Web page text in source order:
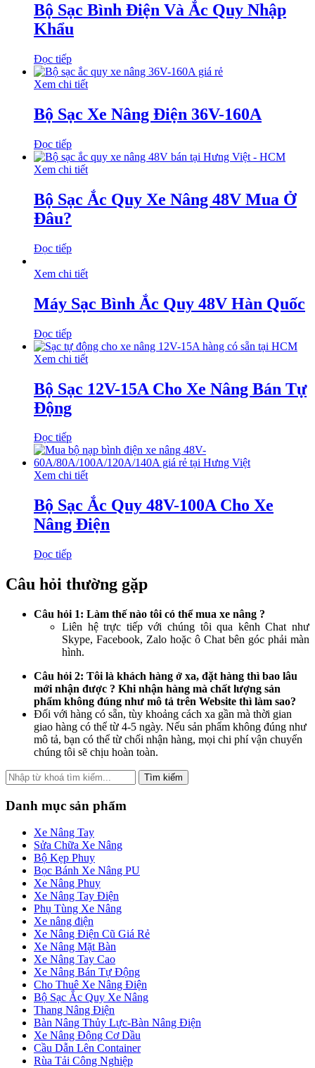
Bộ Sạc Bình Điện Và Ắc Quy Nhập
Khẩu
Đọc tiếp
Xem chi tiết
Bộ Sạc Xe Nâng Điện 36V-160A
Đọc tiếp
Xem chi tiết
Bộ Sạc Ắc Quy Xe Nâng 48V Mua Ở
Đâu?
Đọc tiếp
Xem chi tiết
Máy Sạc Bình Ắc Quy 48V Hàn Quốc
Đọc tiếp
Xem chi tiết
Bộ Sạc 12V-15A Cho Xe Nâng Bán Tự
Động
Đọc tiếp
Xem chi tiết
Bộ Sạc Ắc Quy 48V-100A Cho Xe
Nâng Điện
Đọc tiếp
Câu hỏi thường gặp
Câu hỏi 1: Làm thế nào tôi có thể mua xe nâng ?
Liên hệ trực tiếp với chúng tôi qua kênh Chat như
Skype, Facebook, Zalo hoặc ô Chat bên góc phải màn
hình.
Câu hỏi 2: Tôi là khách hàng ở xa, đặt hàng thì bao lâu
mới nhận được ? Khi nhận hàng mà chất lượng sản
phẩm không đúng như mô tả trên Website thì làm sao?
Đối với hàng có sẵn, tùy khoảng cách xa gần mà thời gian
giao hàng có thể từ 4-5 ngày. Nếu sản phẩm không đúng như
mô tả, bạn có thể từ chối nhận hàng, mọi chi phí vận chuyển
chúng tôi sẽ chịu hoàn toàn.
Tìm kiếm
Danh mục sản phẩm
Xe Nâng Tay
Sửa Chữa Xe Nâng
Bộ Kẹp Phuy
Bọc Bánh Xe Nâng PU
Xe Nâng Phuy
Xe Nâng Tay Điện
Phụ Tùng Xe Nâng
Xe nâng điện
Xe Nâng Điện Cũ Giá Rẻ
Xe Nâng Mặt Bàn
Xe Nâng Tay Cao
Xe Nâng Bán Tự Động
Cho Thuê Xe Nâng Điện
Bộ Sạc Ắc Quy Xe Nâng
Thang Nâng Điện
Bàn Nâng Thủy Lực-Bàn Nâng Điện
Xe Nâng Động Cơ Dầu
Cầu Dẫn Lên Container
Rùa Tải Công Nghiệp